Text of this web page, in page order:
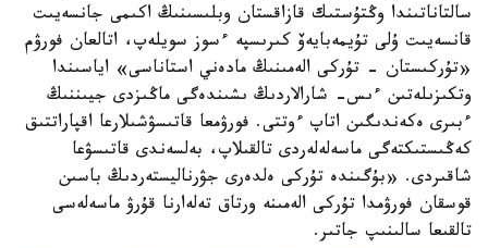
سالتاناتىندا وڭتۇستىك قازاقستان وبلىسىنىڭ اكىمى جانسەيىت
قانسەيىت ۇلى تۇيمەبايەۆ كىرىسپە ءسوز سويلەپ، اتالعان فورۋم
«تۇركىستان - تۇركى الەمىنىڭ مادەني استاناسى» اياسىندا
وتكىزىلەتىن ءىس- شارالاردىڭ ىشىندەگى ماڭىزدى جيىننىڭ
ءبىرى ەكەندىگىن اتاپ ءوتتى. فورۋمعا قاتىسۋشىلارعا اقپاراتتىق
كەڭىستىكتەگى ماسەلەلەردى تالقىلاپ، بەلسەندى قاتىسۋعا
شاقىردى. «بۇگىندە تۇركى ەلدەرى جۋرناليستەردىڭ باسىن
قوسقان فورۋمدا تۇركى الەمىنە ورتاق تەلەارنا قۇرۋ ماسەلەسى
تالقىعا سالىنىپ جاتىر.